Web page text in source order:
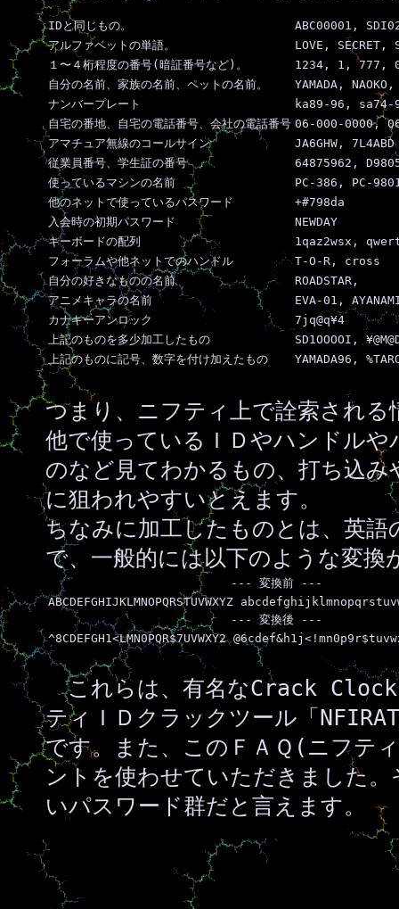
IDと同じもの。
ABC00001,
アルファベットの単語。
LOVE, SECRET,
１〜４桁程度の番号(暗証番号など)。
1234, 1, 777,
自分の名前、家族の名前、ペットの名前。
YAMADA, NAOKO,
ナンバープレート
ka89-96, sa74-
自宅の番地、自宅の電話番号、会社の電話番号 06-000-0000,
アマチュア無線のコールサイン
JA6GHW, 7L4ABD
従業員番号、学生証の番号
64875962,
使っているマシンの名前
PC-386, PC-
他のネットで使っているパスワード
+#798da
入会時の初期パスワード
NEWDAY
キーボードの配列
1qaz2wsx,
フォーラムや他ネットでのハンドル
T-O-R, cross
自分の好きなものの名前
ROADSTAR,
アニメキャラの名前
EVA-01,
カナキーアンロック
7jq@q¥4
上記のものを多少加工したもの
SD1OOOOI,
上記のものに記号、数字を付け加えたもの
YAMADA96,
つまり、ニフティ上で詮索され
他で使っているＩＤやハンドル
のなど見てわかるもの、打ち込
に狙われやすいとえます。
ちなみに加工したものとは、英
で、一般的には以下のような変換
--- 変換前 ---
ABCDEFGHIJKLMNOPQRSTUVWXYZ
--- 変換後 ---
^8CDEFGH1<LMN0PQR$7UVWXY2
これらは、有名なCrack
ティＩＤクラックツール「
です。また、このＦＡＱ(ニフテ
ントを使わせていただきました
いパスワード群だと言えます。